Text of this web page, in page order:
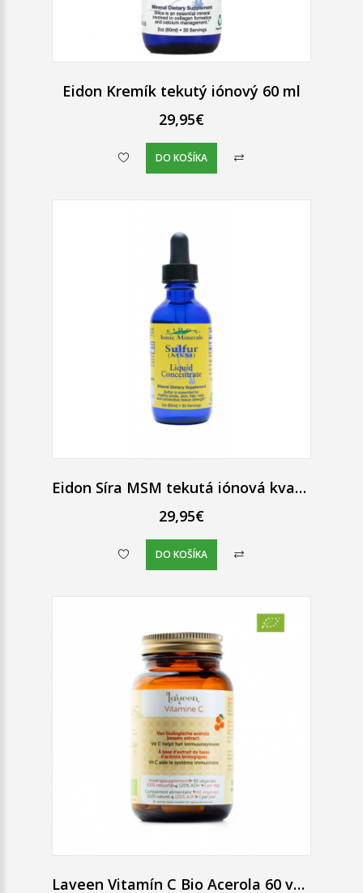
Eidon Kremík tekutý iónový 60 ml
29,95€
DO KOŠÍKA
Eidon Síra MSM tekutá iónová kvapky 60 ml
29,95€
DO KOŠÍKA
Laveen Vitamín C Bio Acerola 60 vegánskych kapsúl